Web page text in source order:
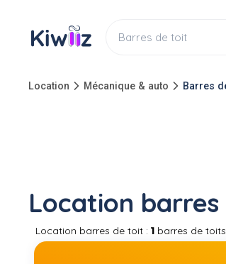
Location Mécanique & auto Barres
Location barres
Location barres de toit : 1 barres de
pour installer un équipement de
voitures. Louez des barres de toit pas